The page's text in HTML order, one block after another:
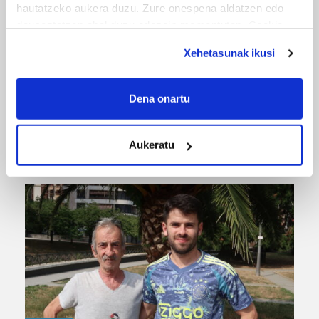
hautatzeko aukera duzu. Zure onespena aldatzen edo
If you allow, we would also like to:
Collect information about your geographical
Identify your device by actively scanning it for
specific characteristics (fingerprinting)
Find out more about how your personal data is processed
and set your preferences in the
details section
Guk eta gure bazkideek zure datu pertsonalak
prozesatzen ditugu, zure IP zenbakia, besteak beste,
teknologia erabiliz, cookieak adibidez, iragarki eta eduki
pertsonalizatuak eskaintzeko, iragarkiak eta edukia
neurtzeko, jendeari buruzko informazioa biltzeko eta
Xehetasunak ikusi
Dena onartu
Aukeratu
MUSIKA
Odik berria ezagutzeko aukera 'KimiK' eta
'Amaaaa!' abestiekin